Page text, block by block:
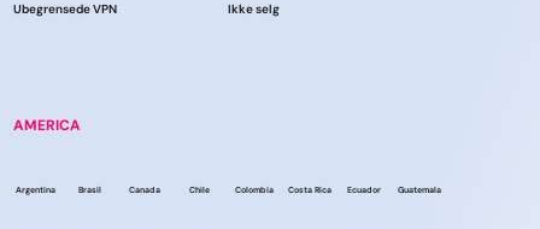
Ubegrensede VPN
Ikke selg
AMERICA
Argentina Brasil Canada Chile Colombia Costa Rica Ecuador Guatemala